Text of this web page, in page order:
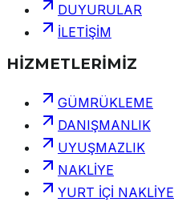
DUYURULAR
İLETİŞİM
HİZMETLERİMİZ
GÜMRÜKLEME
DANIŞMANLIK
UYUŞMAZLIK
NAKLİYE
YURT İÇİ NAKLİYE